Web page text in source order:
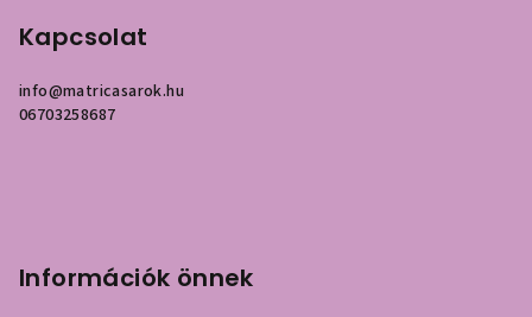
Kapcsolat
info@matricasarok.hu
06703258687
Információk önnek